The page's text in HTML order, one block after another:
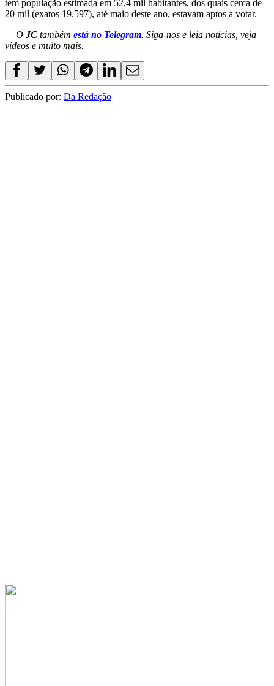
tem população estimada em 52,4 mil habitantes, dos quais cerca de
20 mil (exatos 19.597), até maio deste ano, estavam aptos a votar.
— O JC também está no Telegram. Siga-nos e leia notícias, veja
vídeos e muito mais.
Publicado por: Da Redação